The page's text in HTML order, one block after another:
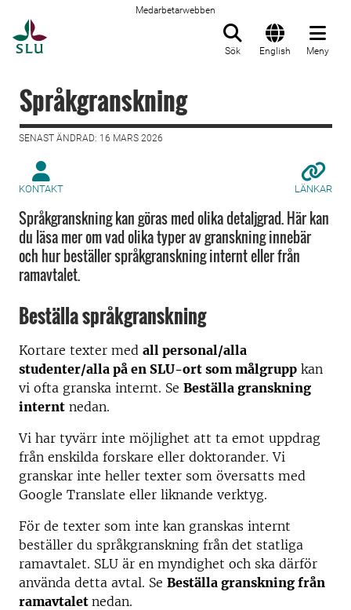
Medarbetarwebben
Sök English Meny
Språkgranskning
SENAST ÄNDRAD: 16 MARS 2026
KONTAKT LÄNKAR
Språkgranskning kan göras med olika detaljgrad. Här kan
du läsa mer om vad olika typer av granskning innebär
och hur beställer språkgranskning internt eller från
ramavtalet.
Beställa språkgranskning
Kortare texter med all personal/alla
studenter/alla på en SLU-ort som målgrupp kan
vi ofta granska internt. Se Beställa granskning
internt nedan.
Vi har tyvärr inte möjlighet att ta emot uppdrag
från enskilda forskare eller doktorander. Vi
granskar inte heller texter som översatts med
Google Translate eller liknande verktyg.
För de texter som inte kan granskas internt
beställer du språkgranskning från det statliga
ramavtalet. SLU är en myndighet och ska därför
använda detta avtal. Se Beställa granskning från
ramavtalet nedan.